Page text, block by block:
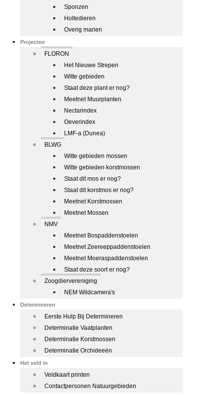
Sponzen
Holtedieren
Overig marien
Projecten
FLORON
Het Nieuwe Strepen
Witte gebieden
Staat deze plant er nog?
Meetnet Muurplanten
Nectarindex
Oeverindex
LMF-a (Dunea)
BLWG
Witte gebieden mossen
Witte gebieden korstmossen
Staat dit mos er nog?
Staat dit korstmos er nog?
Meetnet Korstmossen
Meetnet Mossen
NMV
Meetnet Bospaddenstoelen
Meetnet Zeereeppaddenstoelen
Meetnet Moeraspaddenstoelen
Staat deze soort er nog?
Zoogdiervereniging
NEM Wildcamera's
Determineren
Eerste Hulp Bij Determineren
Determinatie Vaatplanten
Determinatie Korstmossen
Determinatie Orchideeën
Het veld in
Veldkaart printen
Contactpersonen Natuurgebieden